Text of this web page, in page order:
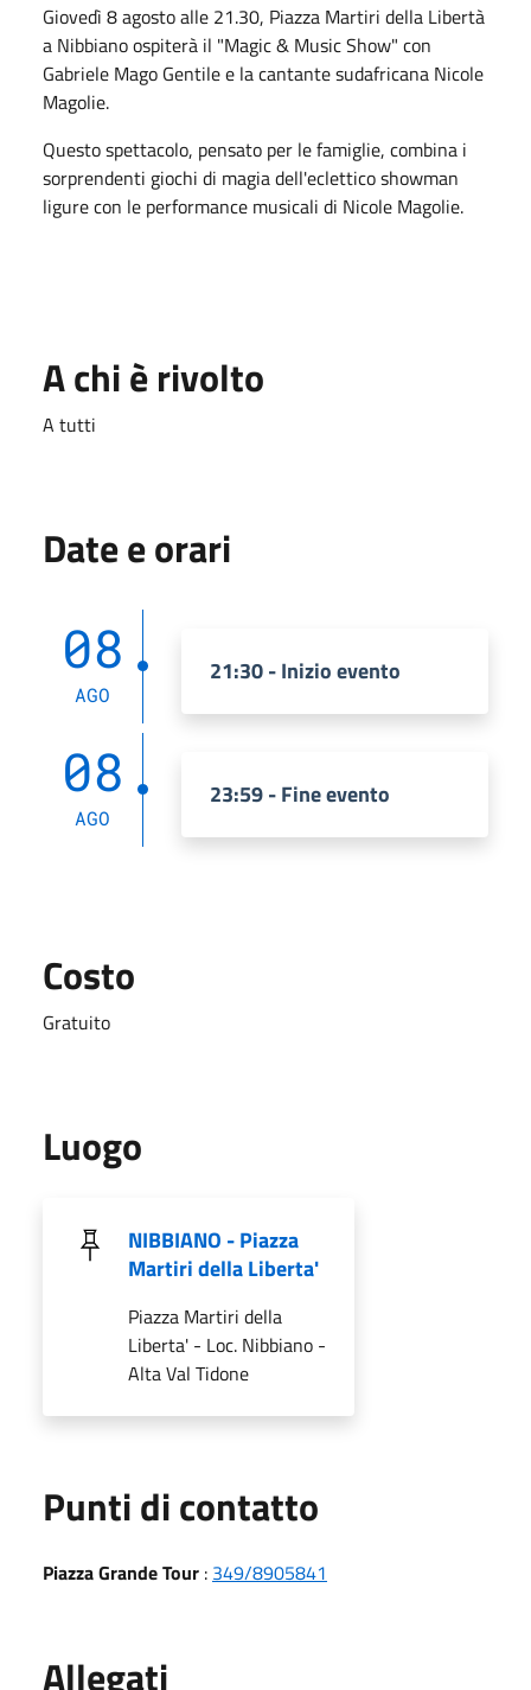
Giovedì 8 agosto alle 21.30, Piazza Martiri della Libertà
a Nibbiano ospiterà il "Magic & Music Show" con
Gabriele Mago Gentile e la cantante sudafricana Nicole
Magolie.
Questo spettacolo, pensato per le famiglie, combina i
sorprendenti giochi di magia dell'eclettico showman
ligure con le performance musicali di Nicole Magolie.
A chi è rivolto
A tutti
Date e orari
08
AGO
21:30 - Inizio evento
08
AGO
23:59 - Fine evento
Costo
Gratuito
Luogo
NIBBIANO - Piazza
Martiri della Liberta'
Piazza Martiri della
Liberta' - Loc. Nibbiano -
Alta Val Tidone
Punti di contatto
Piazza Grande Tour : 349/8905841
Allegati